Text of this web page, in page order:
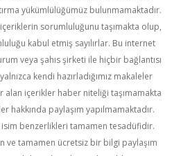
yükümlülüğümüz bulunmamaktadır.
sorumluluğunu taşımakta olup,
kabul etmiş sayılırlar. Bu internet
veya şahıs şirketi ile hiçbir bağlantısı
kendi hazırladığımız makaleler
alan içerikler haber niteliği taşımamakta
hakkında paylaşım yapılmamaktadır.
benzerlikleri tamamen tesadüfidir.
ve tamamen ücretsiz bir bilgi paylaşım